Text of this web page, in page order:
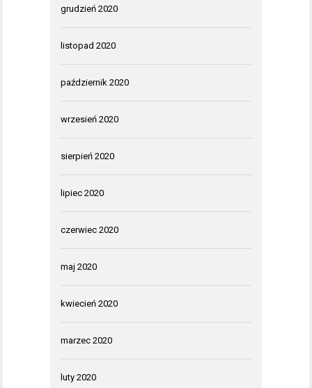
grudzień 2020
listopad 2020
październik 2020
wrzesień 2020
sierpień 2020
lipiec 2020
czerwiec 2020
maj 2020
kwiecień 2020
marzec 2020
luty 2020